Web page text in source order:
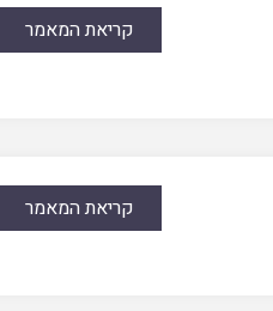
קריאת המאמר
קריאת המאמר